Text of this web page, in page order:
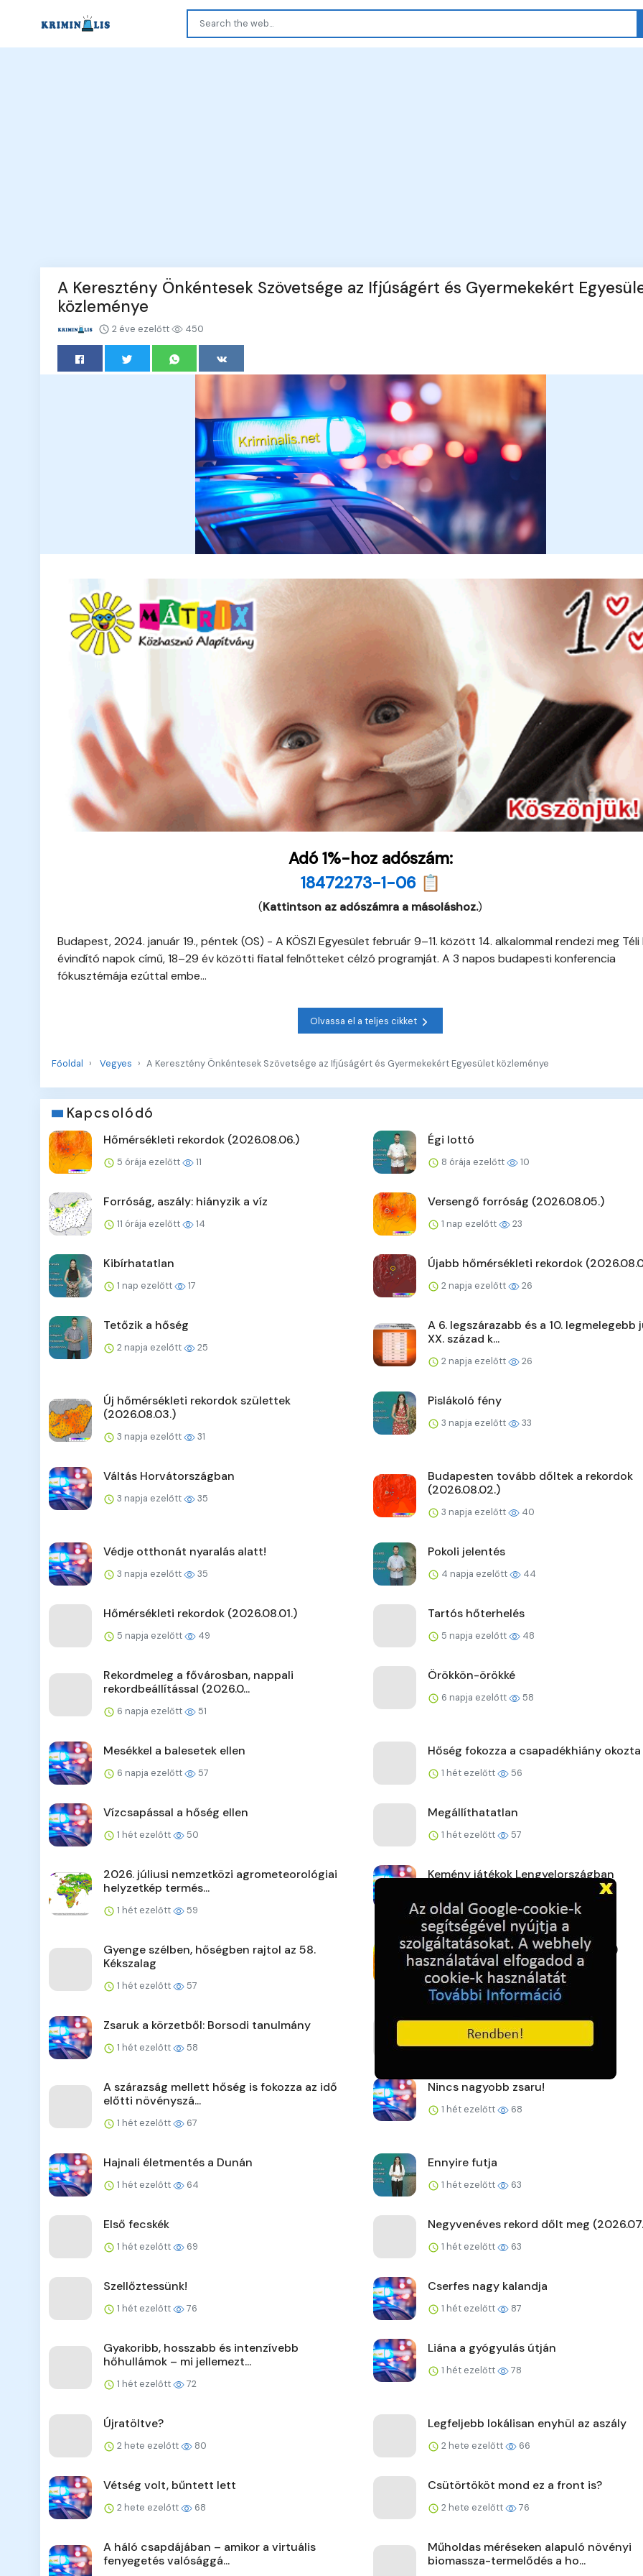
A Keresztény Önkéntesek Szövetsége az Ifjúságért és Gyermekekért
közleménye
2 éve ezelőtt 450
Adó 1%-hoz adószám:
18472273-1-06 📋
(Kattintson az adószámra a másoláshoz.)
Budapest, 2024. január 19., péntek (OS) - A KÖSZI Egyesület február 9–11. között 14. alkalommal rendezi meg
évindító napok című, 18–29 év közötti fiatal felnőtteket célzó programját. A 3 napos budapesti konferencia
fókusztémája ezúttal embe...
Olvassa el a teljes cikket
Főoldal Vegyes A Keresztény Önkéntesek Szövetsége az Ifjúságért és Gyermekekért Egyesület közleménye
Kapcsolódó
Hőmérsékleti rekordok (2026.08.06.)
5 órája ezelőtt 11
Égi lottó
8 órája ezelőtt 10
Forróság, aszály: hiányzik a víz
11 órája ezelőtt 14
Versengő forróság (2026.08.05.)
1 nap ezelőtt 23
Kibírhatatlan
1 nap ezelőtt 17
Újabb hőmérsékleti rekordok
2 napja ezelőtt 26
Tetőzik a hőség
2 napja ezelőtt 25
A 6. legszárazabb és a 10. legmelegebb
XX. század k...
2 napja ezelőtt 26
Új hőmérsékleti rekordok születtek
(2026.08.03.)
3 napja ezelőtt 31
Pislákoló fény
3 napja ezelőtt 33
Váltás Horvátországban
3 napja ezelőtt 35
Budapesten tovább dőltek a rekordok
(2026.08.02.)
3 napja ezelőtt 40
Védje otthonát nyaralás alatt!
3 napja ezelőtt 35
Pokoli jelentés
4 napja ezelőtt 44
Hőmérsékleti rekordok (2026.08.01.)
5 napja ezelőtt 49
Tartós hőterhelés
5 napja ezelőtt 48
Rekordmeleg a fővárosban, nappali
rekordbeállítással (2026.0...
6 napja ezelőtt 51
Örökkön-örökké
6 napja ezelőtt 58
Mesékkel a balesetek ellen
6 napja ezelőtt 57
Hőség fokozza a csapadékhiány
1 hét ezelőtt 56
Vízcsapással a hőség ellen
1 hét ezelőtt 50
Megállíthatatlan
1 hét ezelőtt 57
2026. júliusi nemzetközi agrometeorológiai
helyzetkép termés...
1 hét ezelőtt 59
Kemény játékok Lengyelországban
Gyenge szélben, hőségben rajtol az 58.
Kékszalag
1 hét ezelőtt 57
Új fővárosi szélrekord (2026.07.27.)
1 hét ezelőtt 55
Zsaruk a körzetből: Borsodi tanulmány
1 hét ezelőtt 58
A kemence előtt
1 hét ezelőtt 63
A szárazság mellett hőség is fokozza az idő
előtti növényszá...
1 hét ezelőtt 67
Nincs nagyobb zsaru!
1 hét ezelőtt 68
Hajnali életmentés a Dunán
1 hét ezelőtt 64
Ennyire futja
1 hét ezelőtt 63
Első fecskék
1 hét ezelőtt 69
Negyvenéves rekord dőlt meg
1 hét ezelőtt 63
Szellőztessünk!
1 hét ezelőtt 76
Cserfes nagy kalandja
1 hét ezelőtt 87
Gyakoribb, hosszabb és intenzívebb
hőhullámok – mi jellemezt...
1 hét ezelőtt 72
Liána a gyógyulás útján
1 hét ezelőtt 78
Újratöltve?
2 hete ezelőtt 80
Legfeljebb lokálisan enyhül az aszály
2 hete ezelőtt 66
Vétség volt, bűntett lett
2 hete ezelőtt 68
Csütörtököt mond ez a front is?
2 hete ezelőtt 76
A háló csapdájában – amikor a virtuális
fenyegetés valósággá...
Műholdas méréseken alapuló növényi
biomassza-termelődés a ho...